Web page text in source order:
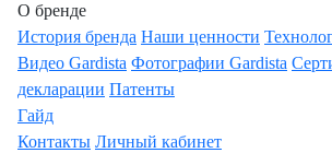
О бренде
История бренда Наши ценности
Видео Gardista Фотографии Gardista
декларации Патенты
Гайд
Контакты Личный кабинет